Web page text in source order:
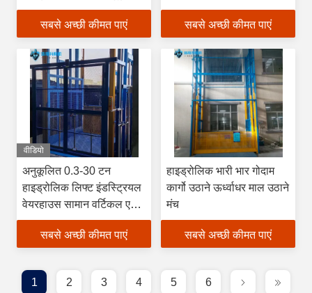
लिफ्ट
सबसे अच्छी कीमत पाएं
सबसे अच्छी कीमत पाएं
वीडियो
अनुकूलित 0.3-30 टन
हाइड्रोलिक लिफ्ट इंडस्ट्रियल
वेयरहाउस सामान वर्टिकल एसी
कार्गो लिफ्ट प्लेटफॉर्म
सबसे अच्छी कीमत पाएं
हाइड्रोलिक भारी भार गोदाम
कार्गो उठाने ऊर्ध्वाधर माल उठाने
मंच
सबसे अच्छी कीमत पाएं
1 2 3 4 5 6